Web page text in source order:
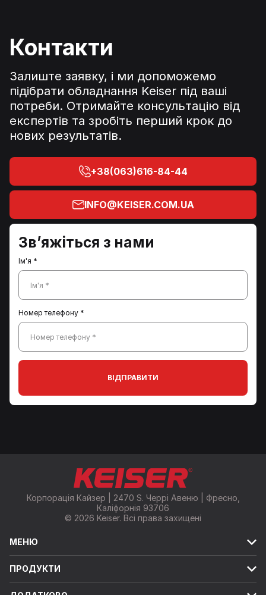
Контакти
Залиште заявку, і ми допоможемо
підібрати обладнання Keiser під ваші
потреби. Отримайте консультацію від
експертів та зробіть перший крок до
нових результатів.
+38(063)616-84-44
INFO@KEISER.COM.UA
Зв’яжіться з нами
Ім'я *
Ім'я *
Номер телефону *
Номер телефону *
ВІДПРАВИТИ
Корпорація Кайзер | 2470 S. Черрі Авеню | Фресно,
Каліфорнія 93706
© 2026 Keiser. Всі права захищені
МЕНЮ
ПРОДУКТИ